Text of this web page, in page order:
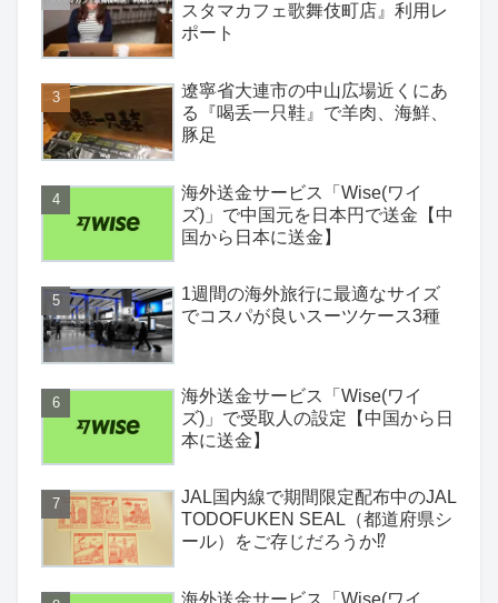
スタマカフェ歌舞伎町店』利用レ
ポート
遼寧省大連市の中山広場近くにあ
る『喝丢一只鞋』で羊肉、海鮮、
豚足
海外送金サービス「Wise(ワイ
ズ)」で中国元を日本円で送金【中
国から日本に送金】
1週間の海外旅行に最適なサイズ
でコスパが良いスーツケース3種
海外送金サービス「Wise(ワイ
ズ)」で受取人の設定【中国から日
本に送金】
JAL国内線で期間限定配布中のJAL
TODOFUKEN SEAL（都道府県シ
ール）をご存じだろうか⁉
海外送金サービス「Wise(ワイ